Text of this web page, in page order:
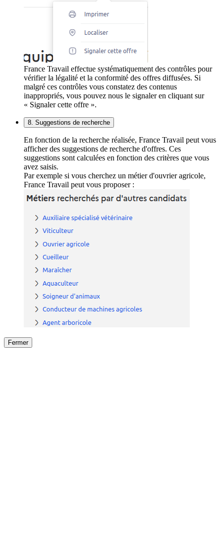
France Travail effectue systématiquement des contrôles pour
vérifier la légalité et la conformité des offres diffusées. Si
malgré ces contrôles vous constatez des contenus
inappropriés, vous pouvez nous le signaler en cliquant sur
« Signaler cette offre ».
8. Suggestions de recherche
En fonction de la recherche réalisée, France Travail peut vous
afficher des suggestions de recherche d'offres. Ces
suggestions sont calculées en fonction des critères que vous
avez saisis.
Par exemple si vous cherchez un métier d'ouvrier agricole,
France Travail peut vous proposer :
Fermer